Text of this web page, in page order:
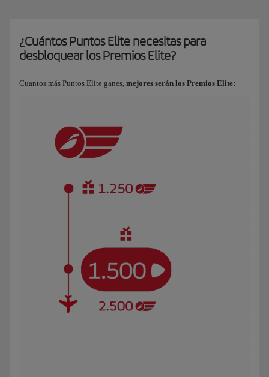
¿Cuántos Puntos Elite necesitas para
desbloquear los Premios Elite?
Cuantos más Puntos Elite ganes, mejores serán los Premios Elite: